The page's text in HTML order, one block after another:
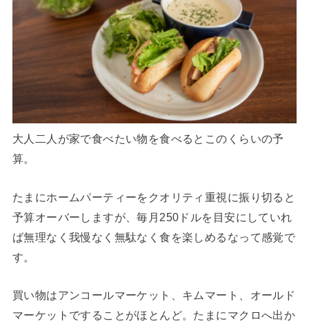
大人二人が家で食べたい物を食べるとこのくらいの予
算。
たまにホームパーティーをクオリティ重視に振り切ると
予算オーバーしますが、毎月250ドルを目安にしていれ
ば無理なく我慢なく無駄なく食を楽しめるなって感覚で
す。
買い物はアンコールマーケット、キムマート、オールド
マーケットですることがほとんど。たまにマクロへ出か